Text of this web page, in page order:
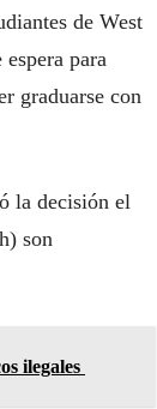
de West
para
graduarse con
la decisión el
son
ilegales